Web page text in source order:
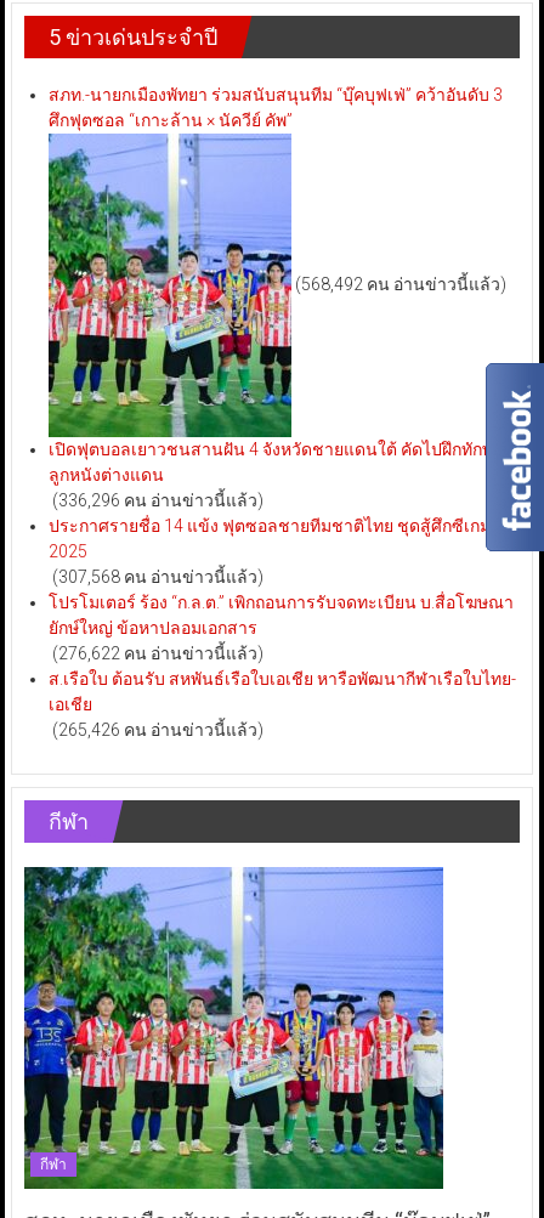
5 ข่าวเด่นประจำปี
สภท.-นายกเมืองพัทยา ร่วมสนับสนุนทีม “บุ๊คบุฟเฟ่” คว้าอันดับ 3
ศึกฟุตซอล “เกาะล้าน × นัควีย์ คัพ”
(568,492 คน อ่านข่าวนี้แล้ว)
เปิดฟุตบอลเยาวชนสานฝัน 4 จังหวัดชายแดนใต้ คัดไปฝึกทักษะ
ลูกหนังต่างแดน
(336,296 คน อ่านข่าวนี้แล้ว)
ประกาศรายชื่อ 14 แข้ง ฟุตซอลชายทีมชาติไทย ชุดสู้ศึกซีเกมส์
2025
(307,568 คน อ่านข่าวนี้แล้ว)
โปรโมเตอร์ ร้อง “ก.ล.ต.” เพิกถอนการรับจดทะเบียน บ.สื่อโฆษณา
ยักษ์ใหญ่ ข้อหาปลอมเอกสาร
(276,622 คน อ่านข่าวนี้แล้ว)
ส.เรือใบ ต้อนรับ สหพันธ์เรือใบเอเชีย หารือพัฒนากีฬาเรือใบไทย-
เอเชีย
(265,426 คน อ่านข่าวนี้แล้ว)
กีฬา
กีฬา